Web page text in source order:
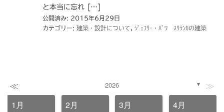
と本当に忘れ […]
公開済み: 2015年6月29日
カテゴリー: 建築・設計について ｼﾞｪﾌﾘｰ・ﾊﾞﾜ ｽﾘﾗﾝｶの建築
≪ 2026 ▼ ≫
1月 2月 3月 4月